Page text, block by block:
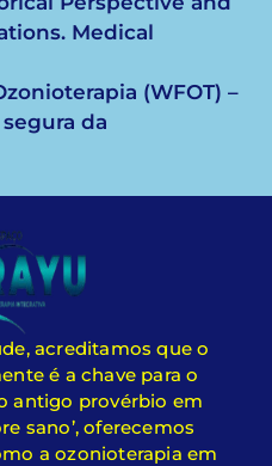
Medical
(WFOT) –
da
acreditamos que o
é a chave para o
antigo provérbio em
sano’, oferecemos
a ozonioterapia em